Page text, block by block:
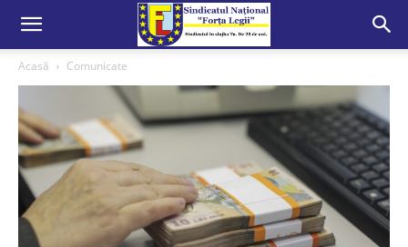
Acasă Comunicate